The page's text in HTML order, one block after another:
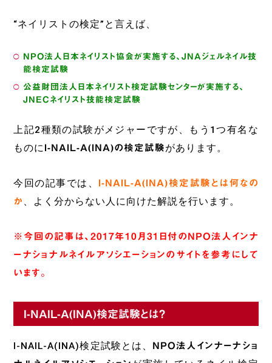
“ネイリストの検定”と言えば、
NPO法人日本ネイリスト協会が実施する、JNAジェルネイル技
能検定試験
公益財団法人日本ネイリスト検定試験センターが実施する、
JNECネイリスト技能検定試験
上記2種類の試験がメジャーですが、もう1つ有名な
ものにI-NAIL-A(INA)の検定試験があります。
今回の記事では、
I-NAIL-A(INA)検定試験とは何なの
か 、よく分からない人に向けた解説を行います。
※今回の記事は、2017年10月31日付のNPO法人インナ
ーナショナルネイルアソシエーションのサイトを参考にして
います。
I-NAIL-A(INA)検定試験とは?
I-NAIL-A(INA)検定試験とは、
NPO法人インナーナショ